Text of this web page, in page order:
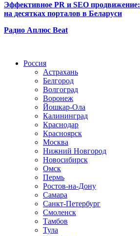
Эффективное PR и SEO продвижение:
на десятках порталов в Беларуси
Радио Аплюс Beat
Россия
Астрахань
Белгород
Волгоград
Воронеж
Йошкар-Ола
Калининград
Краснодар
Красноярск
Москва
Нижний Новгород
Новосибирск
Омск
Пермь
Ростов-на-Дону
Самара
Санкт-Петербург
Смоленск
Тамбов
Тула